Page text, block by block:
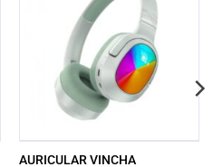
AURICULAR VINCHA